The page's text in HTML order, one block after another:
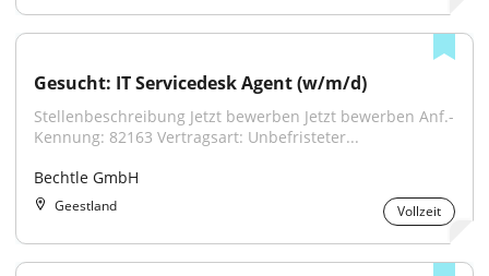
Gesucht: IT Servicedesk Agent (w/m/d)
Stellenbeschreibung Jetzt bewerben Jetzt bewerben Anf.-
Kennung: 82163 Vertragsart: Unbefristeter...
Bechtle GmbH
Geestland Vollzeit